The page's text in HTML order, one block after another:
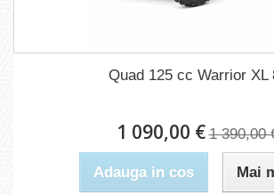
Quad 125 cc Warrior XL
1 090,00 € 1 390,00
Adauga in cos Mai